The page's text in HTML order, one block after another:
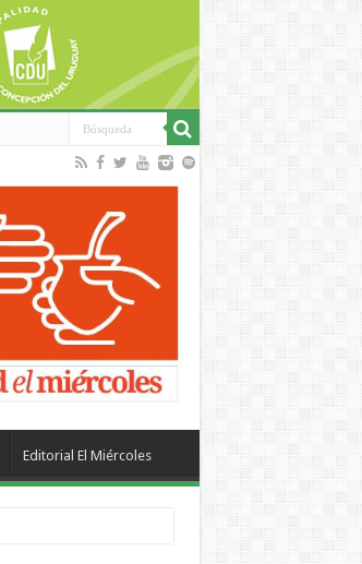
Editorial El Miércoles